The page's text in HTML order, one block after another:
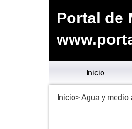
Portal de
Inicio
Inicio Agua y medio